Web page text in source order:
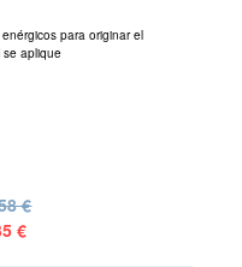
para originar el
aplique
€
€